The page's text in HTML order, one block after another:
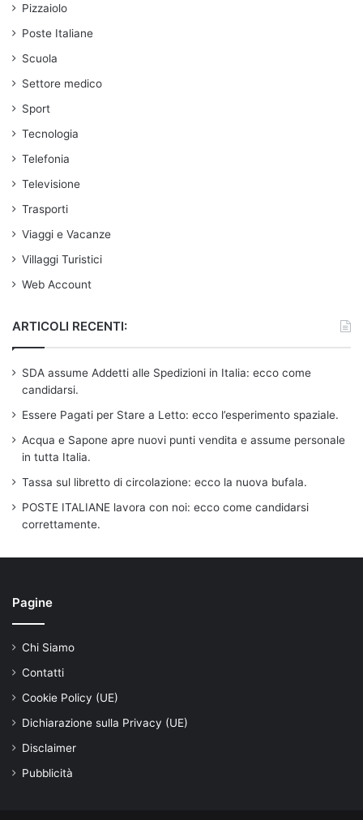
Pizzaiolo
Poste Italiane
Scuola
Settore medico
Sport
Tecnologia
Telefonia
Televisione
Trasporti
Viaggi e Vacanze
Villaggi Turistici
Web Account
ARTICOLI RECENTI:
SDA assume Addetti alle Spedizioni in Italia: ecco come
candidarsi.
Essere Pagati per Stare a Letto: ecco l’esperimento spaziale.
Acqua e Sapone apre nuovi punti vendita e assume personale
in tutta Italia.
Tassa sul libretto di circolazione: ecco la nuova bufala.
POSTE ITALIANE lavora con noi: ecco come candidarsi
correttamente.
Pagine
Chi Siamo
Contatti
Cookie Policy (UE)
Dichiarazione sulla Privacy (UE)
Disclaimer
Pubblicità